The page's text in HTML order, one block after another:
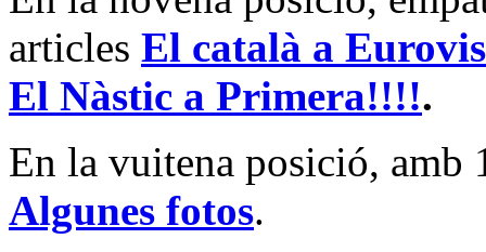
articles El català a
El Nàstic a Primera!!!!.
En la vuitena posició, amb
Algunes fotos.